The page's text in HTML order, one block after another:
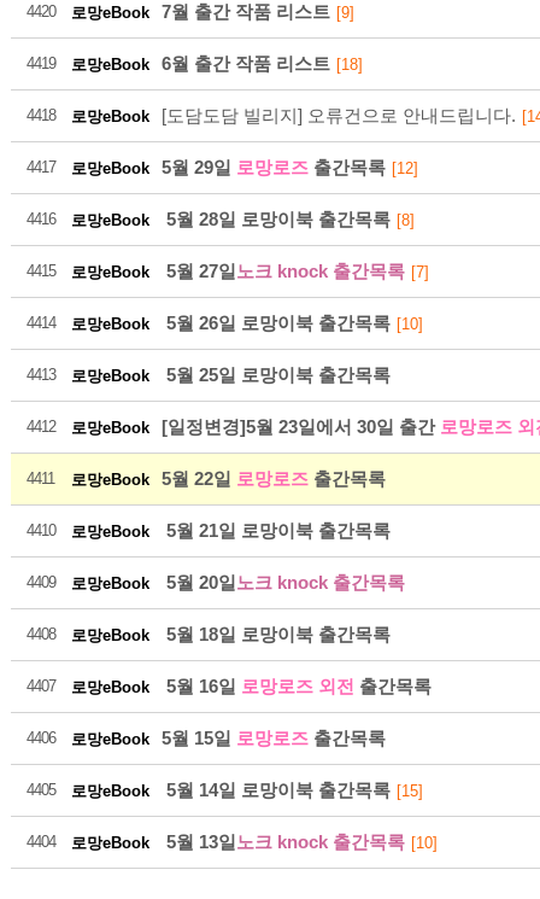
2026-
2026-
4420 로망eBook 7월 출간 작품 리스트 [9]
4419 로망eBook 6월 출간 작품 리스트 [18]
4418 로망eBook [도담도담 빌리지] 오류건으로 안내드립니다.
4417 로망eBook 5월 29일 로망로즈 출간목록 [12]
4416 로망eBook 5월 28일 로망이북 출간목록 [8]
4415 로망eBook 5월 27일 노크 knock 출간목록 [7]
4414 로망eBook 5월 26일 로망이북 출간목록 [10]
4413 로망eBook 5월 25일 로망이북 출간목록
4412 로망eBook [일정변경]5월 23일에서 30일 출간 로망로즈 외
4411 로망eBook 5월 22일 로망로즈 출간목록
4410 로망eBook 5월 21일 로망이북 출간목록
4409 로망eBook 5월 20일 노크 knock 출간목록
4408 로망eBook 5월 18일 로망이북 출간목록
4407 로망eBook 5월 16일 로망로즈 외전 출간목록
4406 로망eBook 5월 15일 로망로즈 출간목록
4405 로망eBook 5월 14일 로망이북 출간목록 [15]
4404 로망eBook 5월 13일 노크 knock 출간목록 [10]